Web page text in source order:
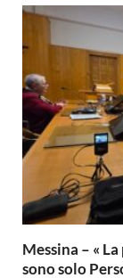
Messina – «
sono solo